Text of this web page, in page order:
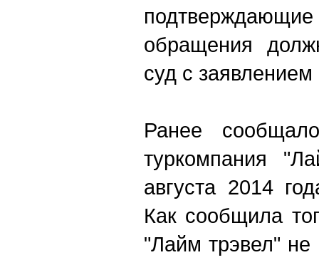
обращения
суд с заявлением
Ранее
туркомпания
августа 2014
Как сообщила
"Лайм трэвел" не